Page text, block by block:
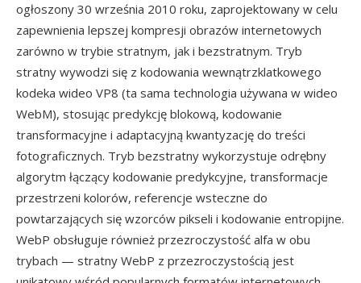
ogłoszony 30 września 2010 roku, zaprojektowany w celu
zapewnienia lepszej kompresji obrazów internetowych
zarówno w trybie stratnym, jak i bezstratnym. Tryb
stratny wywodzi się z kodowania wewnątrzklatkowego
kodeka wideo VP8 (ta sama technologia używana w wideo
WebM), stosując predykcję blokową, kodowanie
transformacyjne i adaptacyjną kwantyzację do treści
fotograficznych. Tryb bezstratny wykorzystuje odrębny
algorytm łączący kodowanie predykcyjne, transformacje
przestrzeni kolorów, referencje wsteczne do
powtarzających się wzorców pikseli i kodowanie entropijne.
WebP obsługuje również przezroczystość alfa w obu
trybach — stratny WebP z przezroczystością jest